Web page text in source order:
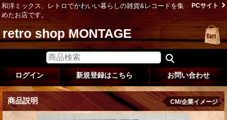
和洋ミックス、レトロでかわいい暮らしの雑貨&レコードを集
めたお店です。
PCサイト
retro shop MONTAGE
ログイン 新規登録はこちら お問い合わせ
商品説明 CM/企業イメージ